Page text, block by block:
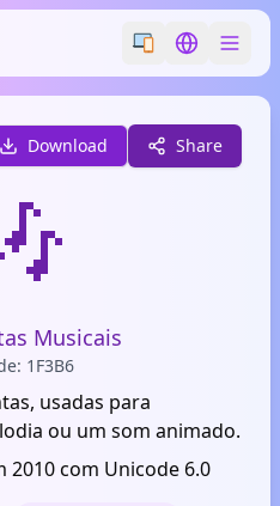
Switch emoji
Switch
Download Share
Musicais
1F3B6
usadas para
ou um som animado.
2010 com Unicode 6.0